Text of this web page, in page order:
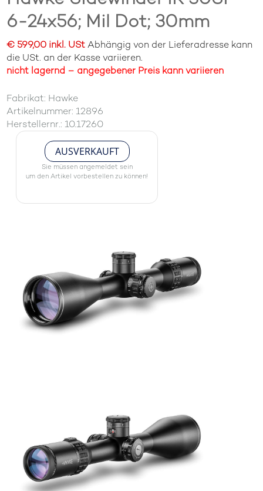
6-24x56; Mil Dot; 30mm
€ 599,00 inkl. UStAbhängig von der Lieferadresse kann
die USt. an der Kasse variieren.
nicht lagernd – angegebener Preis kann variieren
Fabrikat: Hawke
Artikelnummer: 12896
Herstellernr.: 10.17260
AUSVERKAUFT
Sie müssen angemeldet sein
um den Artikel vorbestellen zu können!